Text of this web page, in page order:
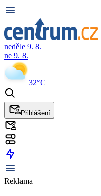
neděle 9. 8.
ne 9. 8.
32°C
Přihlášení
Reklama